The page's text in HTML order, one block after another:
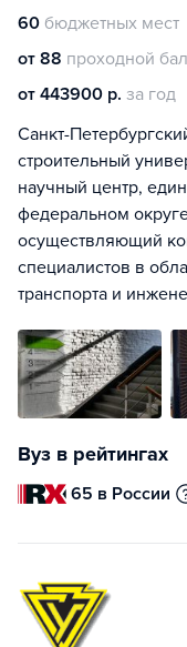
60 бюджетных мест
от 88 проходной
от 443900 р. за год
Санкт-
строительный
научный центр,
федеральном
осуществляющий
специалистов в
транспорта и
Вуз в рейтингах
65 в России